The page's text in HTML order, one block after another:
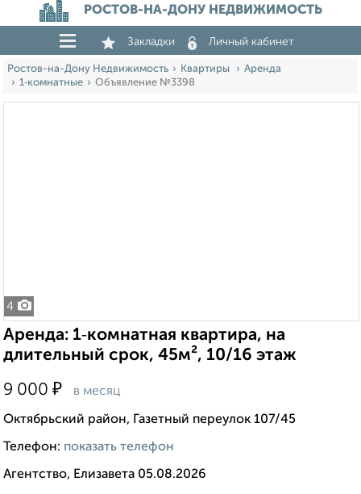
РОСТОВ-НА-ДОНУ НЕДВИЖИМОСТЬ
Закладки Личный кабинет
Ростов-на-Дону Недвижимость Квартиры
Аренда
1‑комнатные
Объявление №3398
4
Аренда: 1‑комнатная квартира, на
длительный срок, 45м², 10/16 этаж
9 000 ₽ в месяц
Октябрьский район, Газетный переулок 107/45
Телефон: показать телефон
Агентство, Елизавета 05.08.2026